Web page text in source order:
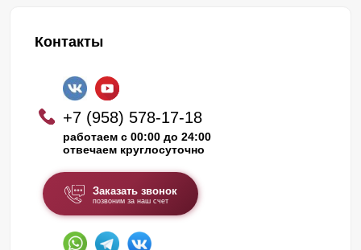
Контакты
+7 (958) 578-17-18
работаем с 00:00 до 24:00
отвечаем круглосуточно
Заказать звонок
позвоним за наш счет